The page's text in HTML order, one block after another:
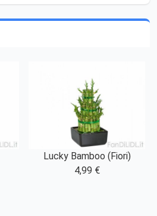
Lucky Bamboo (Fiori)
4,99 €